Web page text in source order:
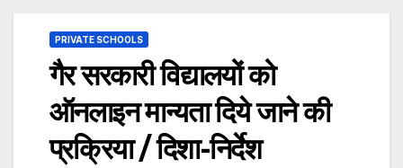
PRIVATE SCHOOLS
गैर सरकारी विद्यालयों को
ऑनलाइन मान्यता दिये जाने की
प्रक्रिया / दिशा-निर्देश